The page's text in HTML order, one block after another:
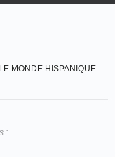
MONDE HISPANIQUE
: